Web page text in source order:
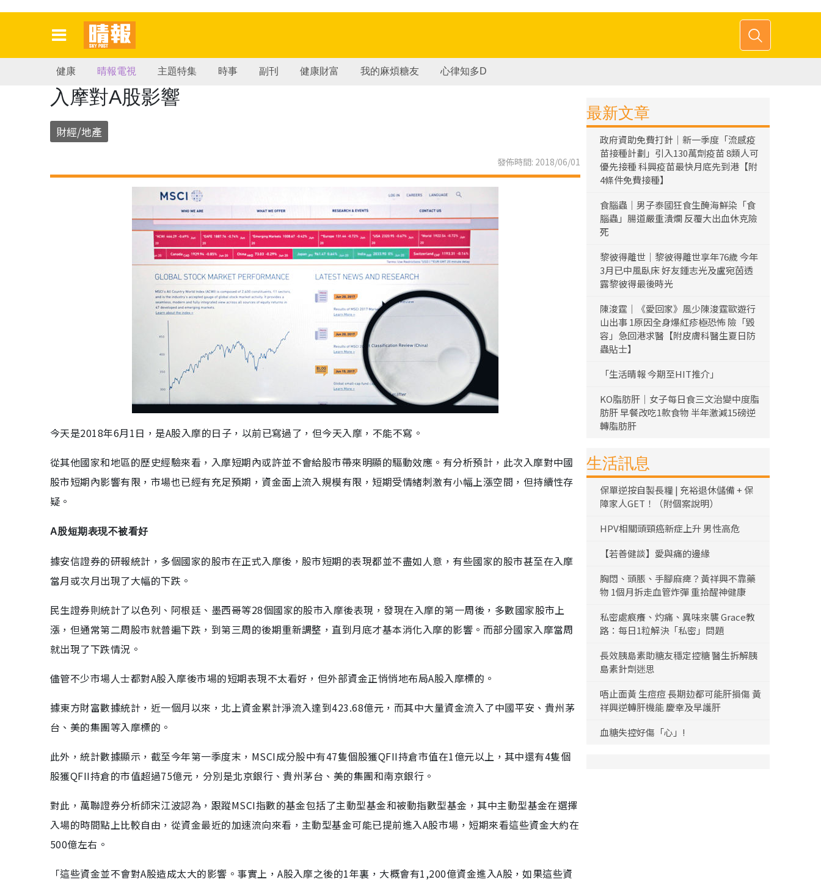
健康 晴報電視 主題特集 時事 副刊 健康財富 我的麻煩糖友 心律知多D
入摩對A股影響
財經/地產
發佈時間: 2018/06/01
今天是2018年6月1日，是A股入摩的日子，以前已寫過了，但今天入摩，不能不寫。
從其他國家和地區的歷史經驗來看，入摩短期內或許並不會給股市帶來明顯的驅動效應。有分析預計，此次入摩對中國
股市短期內影響有限，市場也已經有充足預期，資金面上流入規模有限，短期受情緒刺激有小幅上漲空間，但持續性存
疑。
A股短期表現不被看好
據安信證券的研報統計，多個國家的股市在正式入摩後，股市短期的表現都並不盡如人意，有些國家的股市甚至在入摩
當月或次月出現了大幅的下跌。
民生證券則統計了以色列、阿根廷、墨西哥等28個國家的股市入摩後表現，發現在入摩的第一周後，多數國家股市上
漲，但通常第二周股市就普遍下跌，到第三周的後期重新調整，直到月底才基本消化入摩的影響。而部分國家入摩當周
就出現了下跌情況。
儘管不少市場人士都對A股入摩後市場的短期表現不太看好，但外部資金正悄悄地布局A股入摩標的。
據東方財富數據統計，近一個月以來，北上資金累計淨流入達到423.68億元，而其中大量資金流入了中國平安、貴州茅
台、美的集團等入摩標的。
此外，統計數據顯示，截至今年第一季度末，MSCI成分股中有47隻個股獲QFII持倉市值在1億元以上，其中還有4隻個
股獲QFII持倉的市值超過75億元，分別是北京銀行、貴州茅台、美的集團和南京銀行。
對此，萬聯證券分析師宋江波認為，跟蹤MSCI指數的基金包括了主動型基金和被動指數型基金，其中主動型基金在選擇
入場的時間點上比較自由，從資金最近的加速流向來看，主動型基金可能已提前進入A股市場，短期來看這些資金大約在
500億左右。
「這些資金並不會對A股造成太大的影響。事實上，A股入摩之後的1年裏，大概會有1,200億資金進入A股，如果這些資
最新文章
政府資助免費打針｜新一季度「流感疫
苗接種計劃」引入130萬劑疫苗 8類人可
優先接種 科興疫苗最快月底先到港【附
4條件免費接種】
食腦蟲｜男子泰國狂食生醃海鮮染「食
腦蟲」腸道嚴重潰爛 反覆大出血休克險
死
黎彼得離世｜黎彼得離世享年76歲 今年
3月已中風臥床 好友鍾志光及盧宛茵透
露黎彼得最後時光
陳浚霆｜《愛回家》風少陳浚霆歐遊行
山出事 1原因全身爆紅疹極恐怖 險「毀
容」急回港求醫【附皮膚科醫生夏日防
蟲貼士】
「生活晴報 今期至HIT推介」
KO脂肪肝｜女子每日食三文治變中度脂
肪肝 早餐改吃1款食物 半年激減15磅逆
轉脂肪肝
生活訊息
保單逆按自製長糧 | 充裕退休儲備 + 保
障家人GET！（附個案說明）
HPV相關頭頸癌新症上升 男性高危
【若善健談】愛與痛的邊緣
胸悶、頭脹、手腳麻痺？黃祥興不靠藥
物 1個月拆走血管炸彈 重拾醒神健康
私密處痕癢、灼痛、異味來襲 Grace教
路：每日1粒解決「私密」問題
長效胰島素助糖友穩定控糖 醫生拆解胰
島素針劑迷思
唔止面黃 生痘痘 長期攰都可能肝損傷 黃
祥興逆轉肝機能 慶幸及早護肝
血糖失控好傷「心」!